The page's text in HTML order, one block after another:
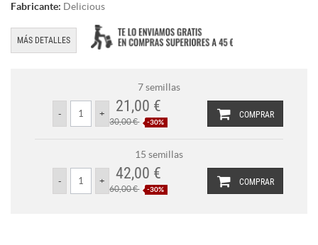
Fabricante: Delicious
MÁS DETALLES
7 semillas
COMPRAR
21,00 €
30,00 € -30%
15 semillas
COMPRAR
42,00 €
60,00 € -30%